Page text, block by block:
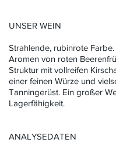
UNSER WEIN
Strahlende, rubinrote
Aromen von roten
Struktur mit vollreifen
einer feinen Würze und
Tanningerüst. Ein großer
Lagerfähigkeit.
ANALYSEDATEN